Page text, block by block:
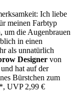
Ich liebe
meinen Farbtyp
um die Augenbrauen
in einen
als unnatürlich
Designer von
hat auf der
Bürstchen zum
*, UVP 2,99 €